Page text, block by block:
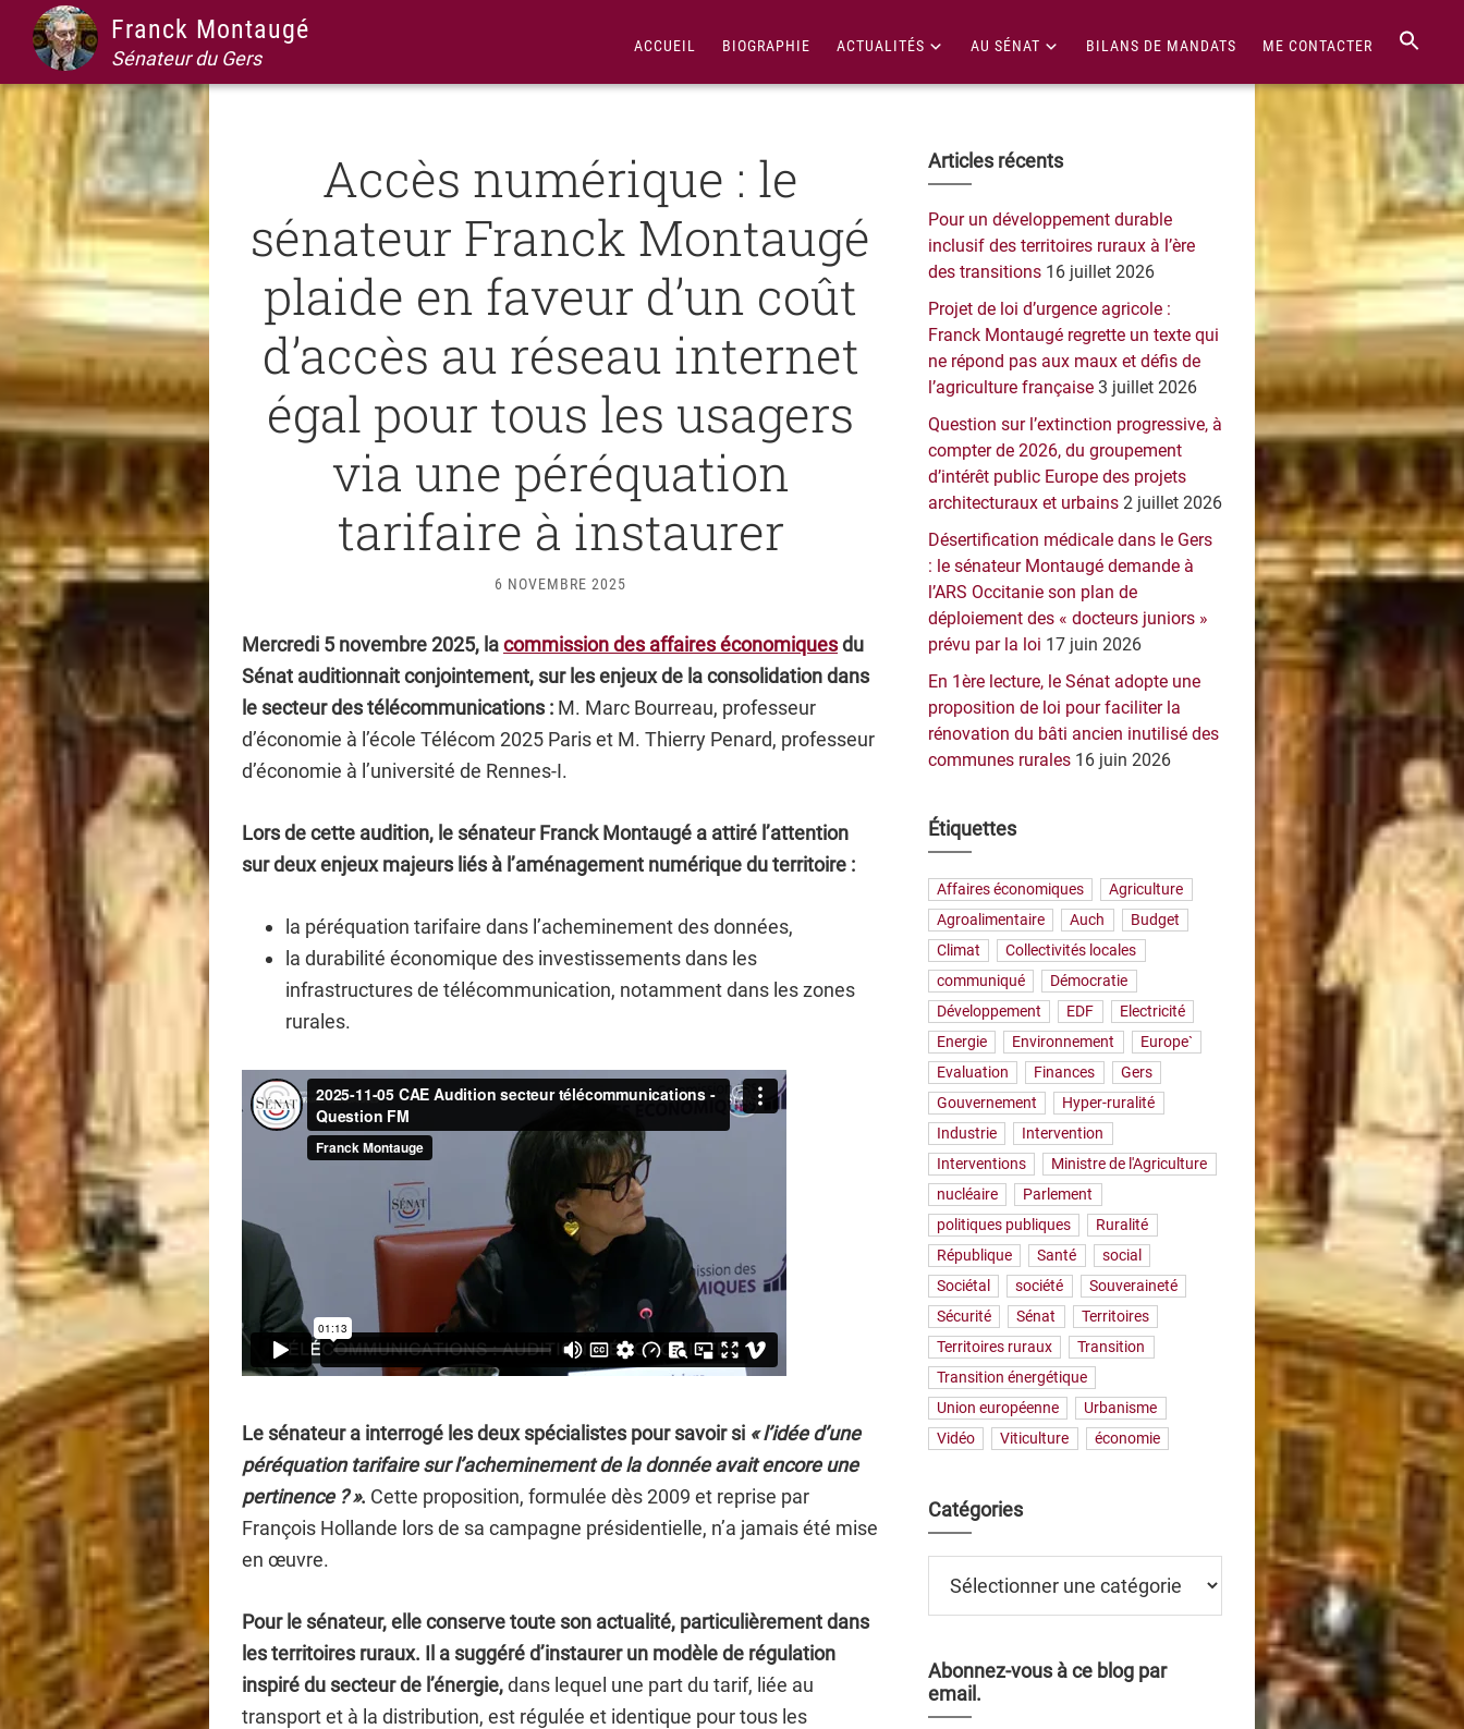
Passer
la
navigation
principale
Passer
contenu
Passer
la
latérale
principale
Passer
pied
Franck Montaugé
Sénateur du Gers
ACCUEIL BIOGRAPHIE ACTUALITÉS AU SÉNAT BILANS DE MANDATS ME CONTACTER
Accès numérique : le
sénateur Franck Montaugé
plaide en faveur d’un coût
d’accès au réseau internet
égal pour tous les usagers
via une péréquation
tarifaire à instaurer
6 NOVEMBRE 2025
Mercredi 5 novembre 2025, lacommission des affaires économiquesdu
Sénat auditionnait conjointement, sur les enjeux de la consolidation dans
le secteur des télécommunications : M. Marc Bourreau, professeur
d’économie à l’école Télécom 2025 Paris et M. Thierry Penard, professeur
d’économie à l’université de Rennes-I.
Lors de cette audition, le sénateur Franck Montaugé a attiré l’attention
sur deux enjeux majeurs liés à l’aménagement numérique du territoire :
la péréquation tarifaire dans l’acheminement des données,
la durabilité économique des investissements dans les
infrastructures de télécommunication, notamment dans les zones
rurales.
Le sénateur a interrogé les deux spécialistes pour savoir si « l’idée d’une
péréquation tarifaire sur l’acheminement de la donnée avait encore une
pertinence ? ». Cette proposition, formulée dès 2009 et reprise par
François Hollande lors de sa campagne présidentielle, n’a jamais été mise
en œuvre.
Pour le sénateur, elle conserve toute son actualité, particulièrement dans
les territoires ruraux. Il a suggéré d’instaurer un modèle de régulation
inspiré du secteur de l’énergie,dans lequel une part du tarif, liée au
transport et à la distribution, est régulée et identique pour tous les
Barre
latérale
principale
Articles récents
Pour un développement durable
inclusif des territoires ruraux à l’ère
des transitions 16 juillet 2026
Projet de loi d’urgence agricole :
Franck Montaugé regrette un texte qui
ne répond pas aux maux et défis de
l’agriculture française 3 juillet 2026
Question sur l’extinction progressive, à
compter de 2026, du groupement
d’intérêt public Europe des projets
architecturaux et urbains 2 juillet 2026
Désertification médicale dans le Gers
: le sénateur Montaugé demande à
l’ARS Occitanie son plan de
déploiement des « docteurs juniors »
prévu par la loi 17 juin 2026
En 1ère lecture, le Sénat adopte une
proposition de loi pour faciliter la
rénovation du bâti ancien inutilisé des
communes rurales 16 juin 2026
Étiquettes
Affaires économiques
Agriculture
Agroalimentaire
Auch
Budget
Climat
Collectivités locales
communiqué
Démocratie
Développement
EDF
Electricité
Energie
Environnement
Europe`
Evaluation
Finances
Gers
Gouvernement
Hyper-ruralité
Industrie
Intervention
Interventions
Ministre de l'Agriculture
nucléaire
Parlement
politiques publiques
Ruralité
République
Santé
social
Sociétal
société
Souveraineté
Sécurité
Sénat
Territoires
Territoires ruraux
Transition
Transition énergétique
Union européenne
Urbanisme
Vidéo
Viticulture économie
Catégories
Abonnez-vous à ce blog par
email.